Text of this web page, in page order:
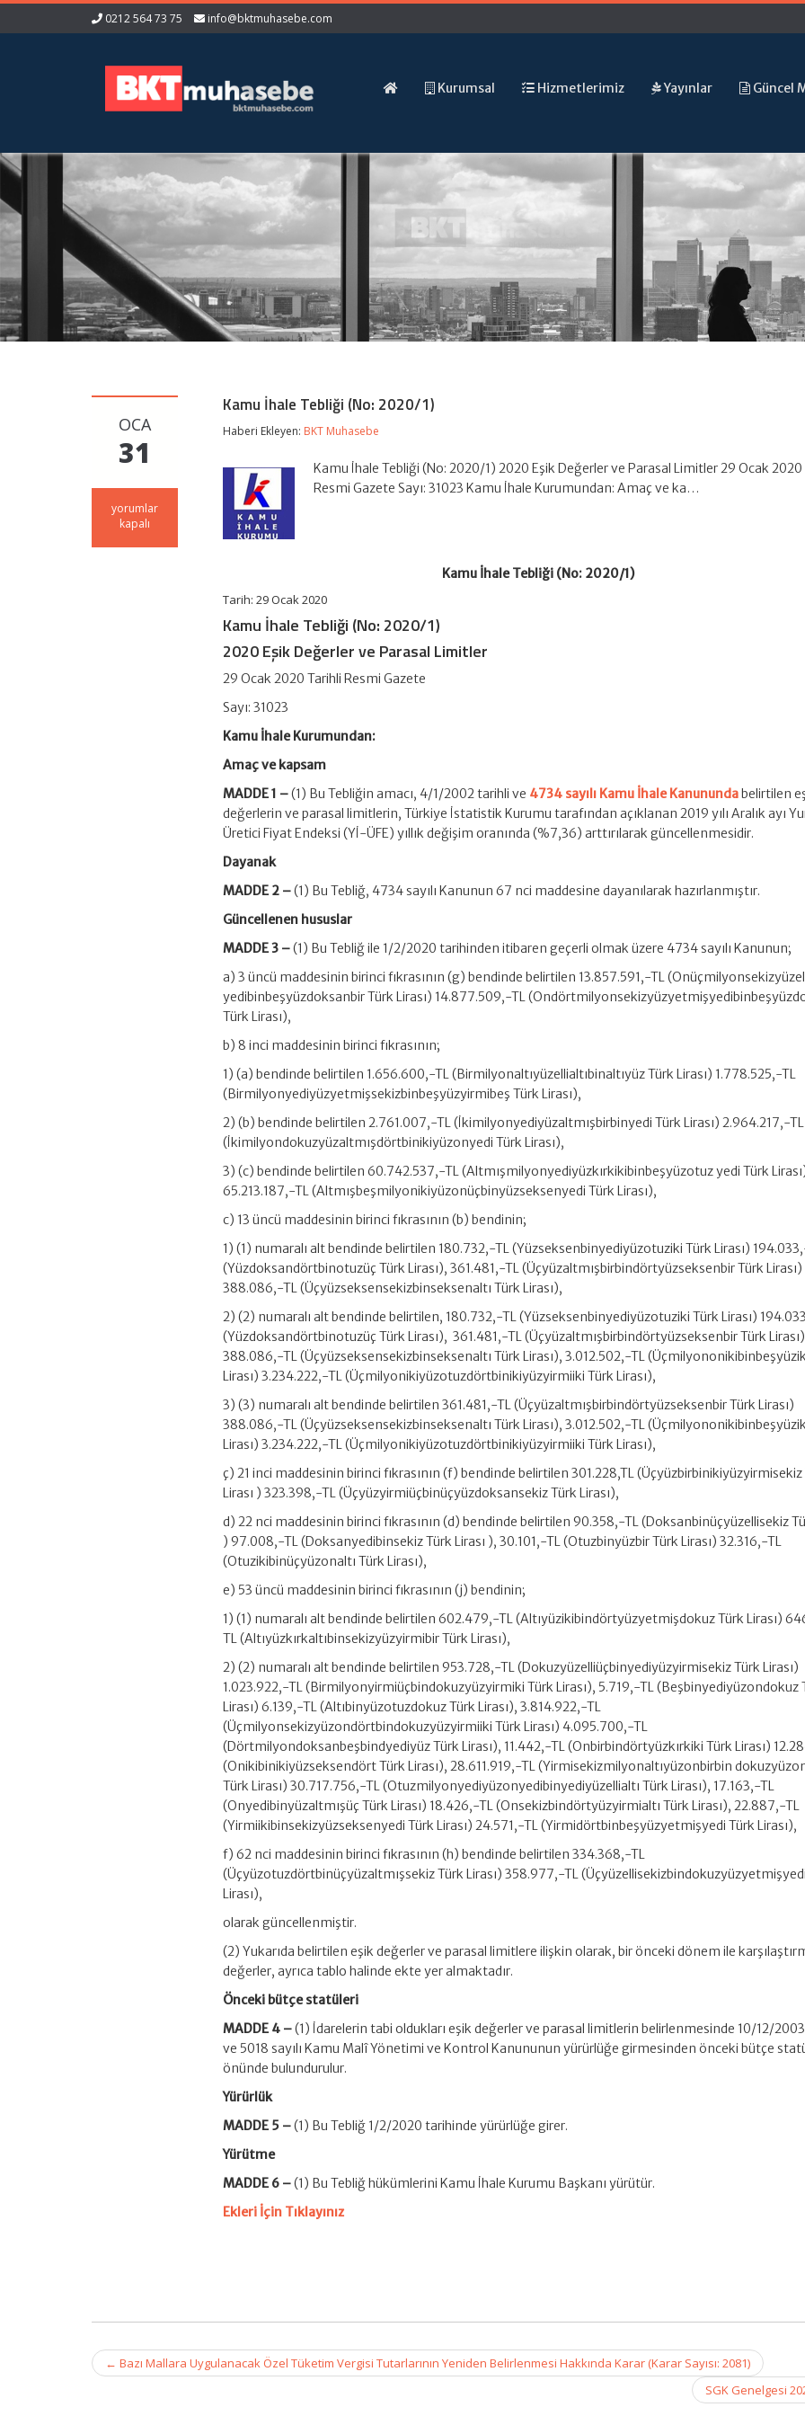
0212 564 73 75 info@bktmuhasebe.com
Kurumsal Hizmetlerimiz Yayınlar Güncel
OCA
31
Kamu
İhale
yorumlar
kapalı
Kamu İhale Tebliği (No: 2020/1)
Haberi Ekleyen: BKT Muhasebe
Kamu İhale Tebliği (No: 2020/1) 2020 Eşik Değerler ve Parasal Limitler 29 Ocak 2020
Resmi Gazete Sayı: 31023 Kamu İhale Kurumundan: Amaç ve ka…
Kamu İhale Tebliği (No: 2020/1)
Tarih: 29 Ocak 2020
Kamu İhale Tebliği (No: 2020/1)
2020 Eşik Değerler ve Parasal Limitler
29 Ocak 2020 Tarihli Resmi Gazete
Sayı: 31023
Kamu İhale Kurumundan:
Amaç ve kapsam
MADDE 1 –(1) Bu Tebliğin amacı, 4/1/2002 tarihli ve 4734 sayılı Kamu İhale Kanununda belirtilen
değerlerin ve parasal limitlerin, Türkiye İstatistik Kurumu tarafından açıklanan 2019 yılı Aralık ayı
Üretici Fiyat Endeksi (Yİ-ÜFE) yıllık değişim oranında (%7,36) arttırılarak güncellenmesidir.
Dayanak
MADDE 2 –(1) Bu Tebliğ, 4734 sayılı Kanunun 67 nci maddesine dayanılarak hazırlanmıştır.
Güncellenen hususlar
MADDE 3 –(1) Bu Tebliğ ile 1/2/2020 tarihinden itibaren geçerli olmak üzere 4734 sayılı Kanunun;
a) 3 üncü maddesinin birinci fıkrasının (g) bendinde belirtilen 13.857.591,-TL
yedibinbeşyüzdoksanbir Türk Lirası) 14.877.509,-TL
Türk Lirası),
b) 8 inci maddesinin birinci fıkrasının;
1) (a) bendinde belirtilen 1.656.600,-TL (Birmilyonaltıyüzellialtıbinaltıyüz Türk Lirası) 1.778.525,-TL
(Birmilyonyediyüzyetmişsekizbinbeşyüzyirmibeş Türk Lirası),
2) (b) bendinde belirtilen 2.761.007,-TL (İkimilyonyediyüzaltmışbirbinyedi Türk Lirası) 2.964.217,-TL
(İkimilyondokuzyüzaltmışdörtbinikiyüzonyedi Türk Lirası),
3) (c) bendinde belirtilen 60.742.537,-TL (Altmışmilyonyediyüzkırkikibinbeşyüzotuz yedi Türk
65.213.187,-TL (Altmışbeşmilyonikiyüzonüçbinyüzseksenyedi Türk Lirası),
c) 13 üncü maddesinin birinci fıkrasının (b) bendinin;
1) (1) numaralı alt bendinde belirtilen 180.732,-TL (Yüzseksenbinyediyüzotuziki Türk Lirası)
(Yüzdoksandörtbinotuzüç Türk Lirası), 361.481,-TL (Üçyüzaltmışbirbindörtyüzseksenbir Türk Lirası)
388.086,-TL (Üçyüzseksensekizbinseksenaltı Türk Lirası),
2) (2) numaralı alt bendinde belirtilen, 180.732,-TL (Yüzseksenbinyediyüzotuziki Türk Lirası)
(Yüzdoksandörtbinotuzüç Türk Lirası), 361.481,-TL (Üçyüzaltmışbirbindörtyüzseksenbir Türk Lirası)
388.086,-TL (Üçyüzseksensekizbinseksenaltı Türk Lirası), 3.012.502,-TL
Lirası) 3.234.222,-TL (Üçmilyonikiyüzotuzdörtbinikiyüzyirmiiki Türk Lirası),
3) (3) numaralı alt bendinde belirtilen 361.481,-TL (Üçyüzaltmışbirbindörtyüzseksenbir Türk Lirası)
388.086,-TL (Üçyüzseksensekizbinseksenaltı Türk Lirası), 3.012.502,-TL
Lirası) 3.234.222,-TL (Üçmilyonikiyüzotuzdörtbinikiyüzyirmiiki Türk Lirası),
ç) 21 inci maddesinin birinci fıkrasının (f) bendinde belirtilen 301.228,TL (Üçyüzbirbinikiyüzyirmisekiz
Lirası ) 323.398,-TL (Üçyüzyirmiüçbinüçyüzdoksansekiz Türk Lirası),
d) 22 nci maddesinin birinci fıkrasının (d) bendinde belirtilen 90.358,-TL (Doksanbinüçyüzellisekiz
) 97.008,-TL (Doksanyedibinsekiz Türk Lirası ), 30.101,-TL (Otuzbinyüzbir Türk Lirası) 32.316,-TL
(Otuzikibinüçyüzonaltı Türk Lirası),
e) 53 üncü maddesinin birinci fıkrasının (j) bendinin;
1) (1) numaralı alt bendinde belirtilen 602.479,-TL (Altıyüzikibindörtyüzyetmişdokuz Türk Lirası)
TL (Altıyüzkırkaltıbinsekizyüzyirmibir Türk Lirası),
2) (2) numaralı alt bendinde belirtilen 953.728,-TL (Dokuzyüzelliüçbinyediyüzyirmisekiz Türk Lirası)
1.023.922,-TL (Birmilyonyirmiüçbindokuzyüzyirmiki Türk Lirası), 5.719,-TL (Beşbinyediyüzondokuz
Lirası) 6.139,-TL (Altıbinyüzotuzdokuz Türk Lirası), 3.814.922,-TL
(Üçmilyonsekizyüzondörtbindokuzyüzyirmiiki Türk Lirası) 4.095.700,-TL
(Dörtmilyondoksanbeşbindyediyüz Türk Lirası), 11.442,-TL (Onbirbindörtyüzkırkiki Türk Lirası)
(Onikibinikiyüzseksendört Türk Lirası), 28.611.919,-TL (Yirmisekizmilyonaltıyüzonbirbin
Türk Lirası) 30.717.756,-TL (Otuzmilyonyediyüzonyedibinyediyüzellialtı Türk Lirası), 17.163,-TL
(Onyedibinyüzaltmışüç Türk Lirası) 18.426,-TL (Onsekizbindörtyüzyirmialtı Türk Lirası), 22.887,-TL
(Yirmiikibinsekizyüzseksenyedi Türk Lirası) 24.571,-TL (Yirmidörtbinbeşyüzyetmişyedi Türk Lirası),
f) 62 nci maddesinin birinci fıkrasının (h) bendinde belirtilen 334.368,-TL
(Üçyüzotuzdörtbinüçyüzaltmışsekiz Türk Lirası) 358.977,-TL
Lirası),
olarak güncellenmiştir.
(2) Yukarıda belirtilen eşik değerler ve parasal limitlere ilişkin olarak, bir önceki dönem ile
değerler, ayrıca tablo halinde ekte yer almaktadır.
Önceki bütçe statüleri
MADDE 4 –(1) İdarelerin tabi oldukları eşik değerler ve parasal limitlerin belirlenmesinde 10/12/
ve 5018 sayılı Kamu Malî Yönetimi ve Kontrol Kanununun yürürlüğe girmesinden önceki bütçe
önünde bulundurulur.
Yürürlük
MADDE 5 –(1) Bu Tebliğ 1/2/2020 tarihinde yürürlüğe girer.
Yürütme
MADDE 6 –(1) Bu Tebliğ hükümlerini Kamu İhale Kurumu Başkanı yürütür.
Ekleri İçin Tıklayınız
Post
navigation
← Bazı Mallara Uygulanacak Özel Tüketim Vergisi Tutarlarının Yeniden Belirlenmesi Hakkında Karar (Karar Sayısı: 2081)
SGK Genelgesi